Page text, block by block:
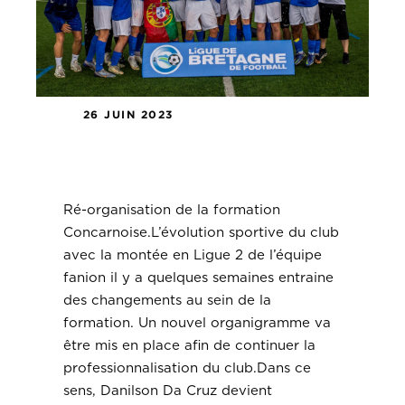
26 JUIN 2023
Ré-organisation de la formation
Concarnoise.L’évolution sportive du club
avec la montée en Ligue 2 de l’équipe
fanion il y a quelques semaines entraine
des changements au sein de la
formation. Un nouvel organigramme va
être mis en place afin de continuer la
professionnalisation du club.Dans ce
sens, Danilson Da Cruz devient